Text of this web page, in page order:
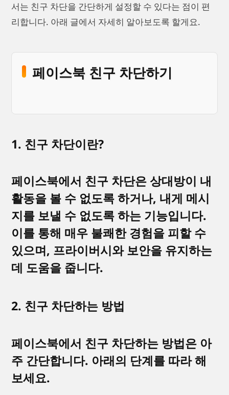
서는 친구 차단을 간단하게 설정할 수 있다는 점이 편
리합니다. 아래 글에서 자세히 알아보도록 할게요.
페이스북 친구 차단하기
1. 친구 차단이란?
페이스북에서 친구 차단은 상대방이 내
활동을 볼 수 없도록 하거나, 내게 메시
지를 보낼 수 없도록 하는 기능입니다.
이를 통해 매우 불쾌한 경험을 피할 수
있으며, 프라이버시와 보안을 유지하는
데 도움을 줍니다.
2. 친구 차단하는 방법
페이스북에서 친구 차단하는 방법은 아
주 간단합니다. 아래의 단계를 따라 해
보세요.